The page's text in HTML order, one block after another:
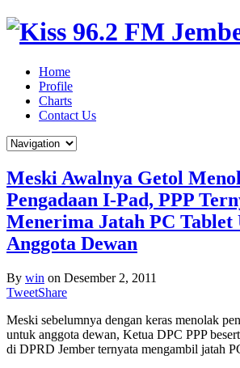
Home
Profile
Charts
Contact Us
Meski Awalnya Getol
Pengadaan I-Pad, PPP
Menerima Jatah PC Tablet
Anggota Dewan
By win on Desember 2, 2011
TweetShare
Meski sebelumnya dengan keras menolak
untuk anggota dewan, Ketua DPC PPP
di DPRD Jember ternyata mengambil jatah